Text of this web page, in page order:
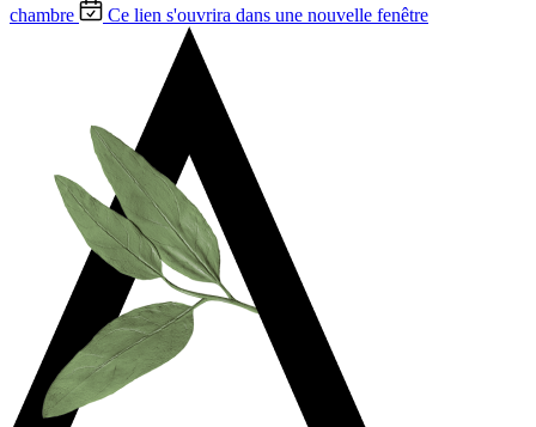
chambre
Ce lien s'ouvrira dans une nouvelle fenêtre